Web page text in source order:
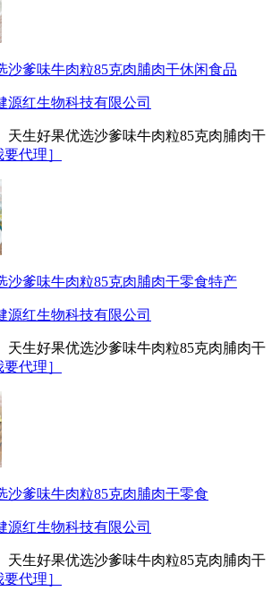
沙爹味牛肉粒85克肉脯肉干休闲食品
源红生物科技有限公司
天生好果优选沙爹味牛肉粒85克肉脯肉干
要代理］
沙爹味牛肉粒85克肉脯肉干零食特产
源红生物科技有限公司
天生好果优选沙爹味牛肉粒85克肉脯肉干
要代理］
沙爹味牛肉粒85克肉脯肉干零食
源红生物科技有限公司
天生好果优选沙爹味牛肉粒85克肉脯肉干
要代理］